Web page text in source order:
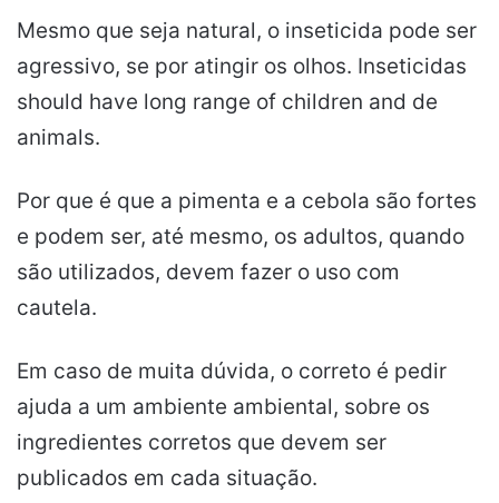
Mesmo que seja natural, o inseticida pode ser
agressivo, se por atingir os olhos. Inseticidas
should have long range of children and de
animals.
Por que é que a pimenta e a cebola são fortes
e podem ser, até mesmo, os adultos, quando
são utilizados, devem fazer o uso com
cautela.
Em caso de muita dúvida, o correto é pedir
ajuda a um ambiente ambiental, sobre os
ingredientes corretos que devem ser
publicados em cada situação.